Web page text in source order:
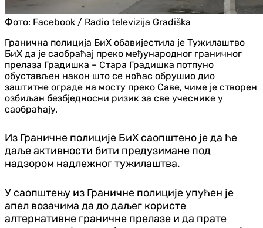
Фото: Facebook / Radio televizija Gradiška
Гранична полиција БиХ обавијестила је Тужилаштво
БиХ да је саобраћај преко међународног граничног
прелаза Градишка – Стара Градишка потпуно
обустављен након што се ноћас обрушио дио
заштитне ограде на мосту преко Саве, чиме је створен
озбиљан безбједносни ризик за све учеснике у
саобраћају.
Из Граничне полиције БиХ саопштено је да ће
даље активности бити предузимане под
надзором надлежног тужилаштва.
У саопштењу из Граничне полиције упућен је
апел возачима да до даљег користе
алтернативне граничне прелазе и да прате